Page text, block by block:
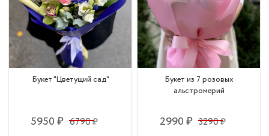
Букет "Цветущий сад"
5950 ₽ 6790 ₽
Букет из 7 розовых
альстромерий
2990 ₽ 3290 ₽